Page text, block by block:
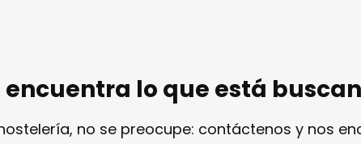
encuentra lo que está
no se preocupe: contáctenos y nos